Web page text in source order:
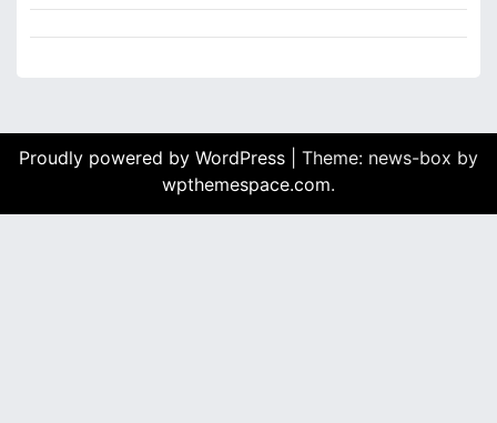
Proudly powered by WordPress
Theme: news-box by
wpthemespace.com.